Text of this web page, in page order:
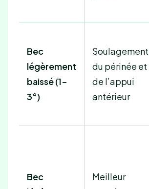
Bec
légèrement
baissé (1-
3°)
Soulagement
du périnée et
de l’appui
antérieur
Bec
Meilleur